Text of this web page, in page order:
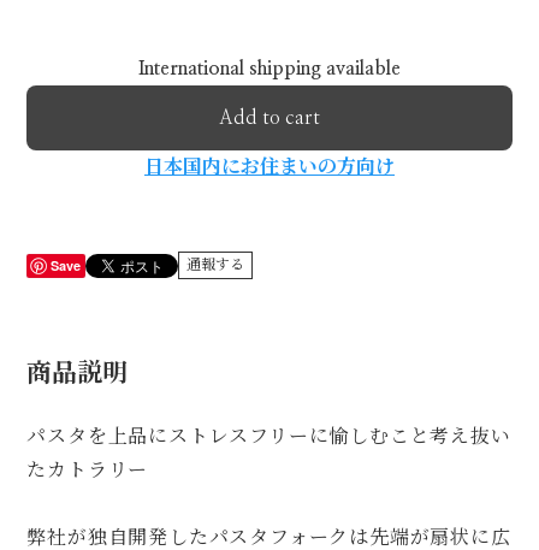
International shipping available
Add to cart
日本国内にお住まいの方向け
Save 通報する
商品説明
パスタを上品にストレスフリーに愉しむこと考え抜い
たカトラリー
弊社が独自開発したパスタフォークは先端が扇状に広